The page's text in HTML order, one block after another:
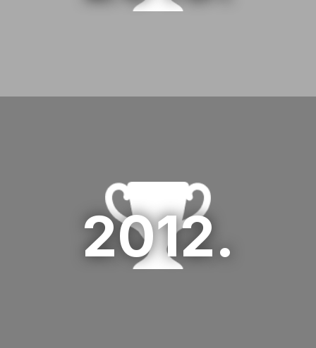
3.Pliva Hrvatska
2012.
01 HR days 2012
2.Hrvatska pošta
02 HR days 2012